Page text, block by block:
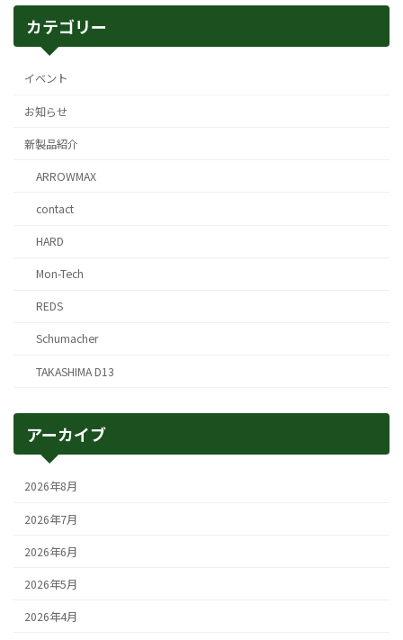
カテゴリー
イベント
お知らせ
新製品紹介
ARROWMAX
contact
HARD
Mon-Tech
REDS
Schumacher
TAKASHIMA D13
アーカイブ
2026年8月
2026年7月
2026年6月
2026年5月
2026年4月